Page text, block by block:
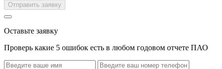
Отправить заявку
Оставьте заявку
Проверь какие 5 ошибок есть в любом годовом отчете ПАО